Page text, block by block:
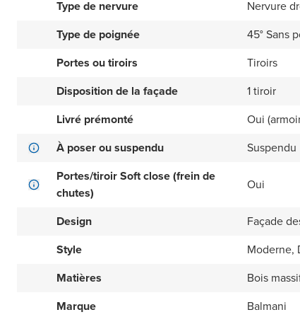
Type de nervure
Nervure
Type de poignée
45° Sans
Portes ou tiroirs
Tiroirs
Disposition de la façade
1 tiroir
Livré prémonté
Oui
À poser ou suspendu
Suspendu
Portes/tiroir Soft close (frein de
chutes)
Oui
Design
Façade
Style
Moderne,
Matières
Bois
Marque
Balmani